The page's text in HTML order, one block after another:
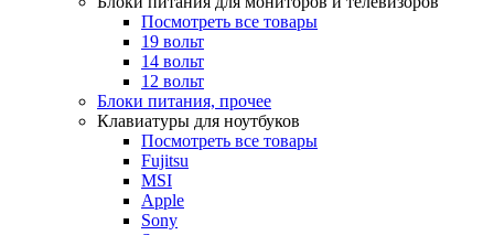
Посмотреть все товары
19 вольт
14 вольт
12 вольт
Блоки питания, прочее
Клавиатуры для ноутбуков
Посмотреть все товары
Fujitsu
MSI
Apple
Sony